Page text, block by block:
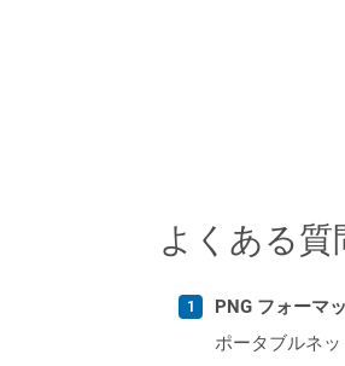
よくある質
PNG フォーマ
ポータブルネ